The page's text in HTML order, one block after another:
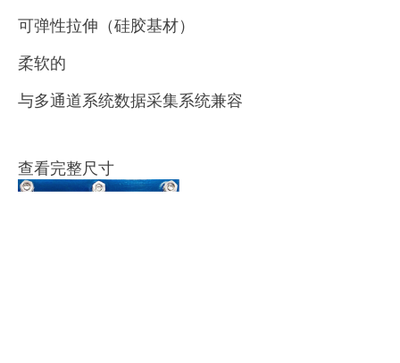
可弹性拉伸（硅胶基材）
柔软的
与多通道系统数据采集系统兼容
查看完整尺寸